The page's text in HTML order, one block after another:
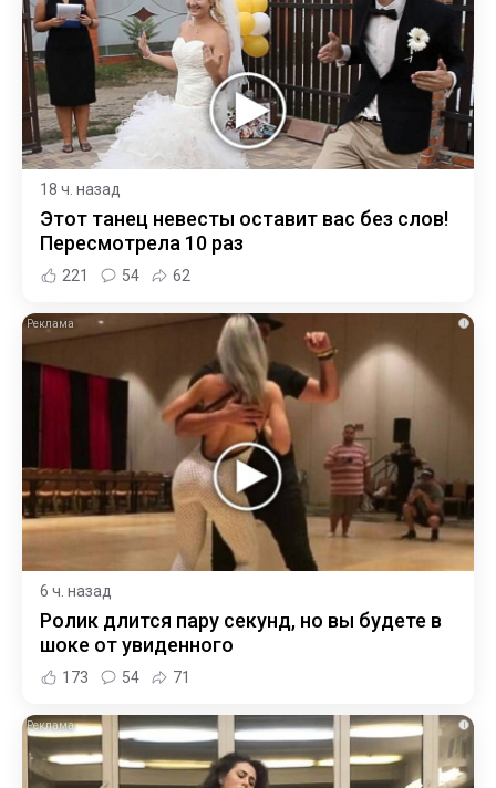
18 ч. назад
Этот танец невесты оставит вас без слов!
Пересмотрела 10 раз
221 54 62
i
6 ч. назад
Ролик длится пару секунд, но вы будете в
шоке от увиденного
173 54 71
i